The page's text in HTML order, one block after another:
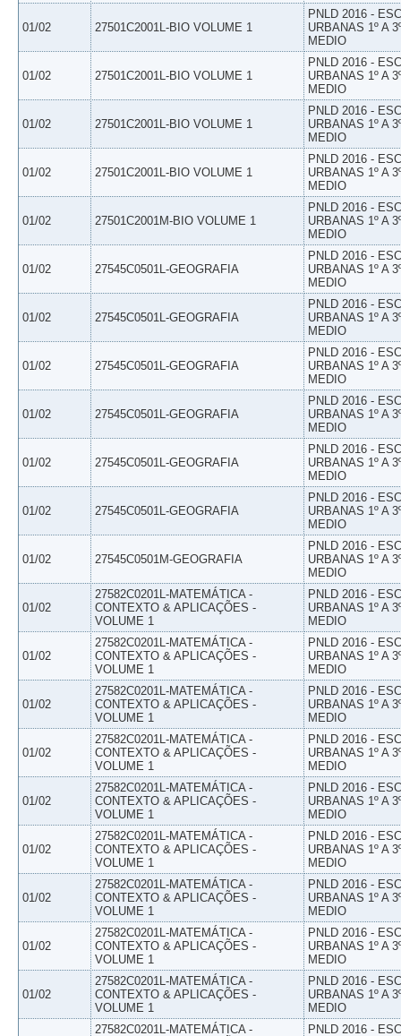
01/02 27501C2001L-BIO VOLUME 1
PNLD 2016 -
URBANAS 1º A
MEDIO
01/02 27501C2001L-BIO VOLUME 1
PNLD 2016 -
URBANAS 1º A
MEDIO
01/02 27501C2001L-BIO VOLUME 1
PNLD 2016 -
URBANAS 1º A
MEDIO
01/02 27501C2001L-BIO VOLUME 1
PNLD 2016 -
URBANAS 1º A
MEDIO
01/02 27501C2001M-BIO VOLUME 1
PNLD 2016 -
URBANAS 1º A
MEDIO
01/02 27545C0501L-GEOGRAFIA
PNLD 2016 -
URBANAS 1º A
MEDIO
01/02 27545C0501L-GEOGRAFIA
PNLD 2016 -
URBANAS 1º A
MEDIO
01/02 27545C0501L-GEOGRAFIA
PNLD 2016 -
URBANAS 1º A
MEDIO
01/02 27545C0501L-GEOGRAFIA
PNLD 2016 -
URBANAS 1º A
MEDIO
01/02 27545C0501L-GEOGRAFIA
PNLD 2016 -
URBANAS 1º A
MEDIO
01/02 27545C0501L-GEOGRAFIA
PNLD 2016 -
URBANAS 1º A
MEDIO
01/02 27545C0501M-GEOGRAFIA
PNLD 2016 -
URBANAS 1º A
MEDIO
01/02
27582C0201L-MATEMÁTICA -
CONTEXTO & APLICAÇÕES -
VOLUME 1
PNLD 2016 -
URBANAS 1º A
MEDIO
01/02
27582C0201L-MATEMÁTICA -
CONTEXTO & APLICAÇÕES -
VOLUME 1
PNLD 2016 -
URBANAS 1º A
MEDIO
01/02
27582C0201L-MATEMÁTICA -
CONTEXTO & APLICAÇÕES -
VOLUME 1
PNLD 2016 -
URBANAS 1º A
MEDIO
01/02
27582C0201L-MATEMÁTICA -
CONTEXTO & APLICAÇÕES -
VOLUME 1
PNLD 2016 -
URBANAS 1º A
MEDIO
01/02
27582C0201L-MATEMÁTICA -
CONTEXTO & APLICAÇÕES -
VOLUME 1
PNLD 2016 -
URBANAS 1º A
MEDIO
01/02
27582C0201L-MATEMÁTICA -
CONTEXTO & APLICAÇÕES -
VOLUME 1
PNLD 2016 -
URBANAS 1º A
MEDIO
01/02
27582C0201L-MATEMÁTICA -
CONTEXTO & APLICAÇÕES -
VOLUME 1
PNLD 2016 -
URBANAS 1º A
MEDIO
01/02
27582C0201L-MATEMÁTICA -
CONTEXTO & APLICAÇÕES -
VOLUME 1
PNLD 2016 -
URBANAS 1º A
MEDIO
01/02
27582C0201L-MATEMÁTICA -
CONTEXTO & APLICAÇÕES -
VOLUME 1
PNLD 2016 -
URBANAS 1º A
MEDIO
27582C0201L-MATEMÁTICA -
PNLD 2016 -